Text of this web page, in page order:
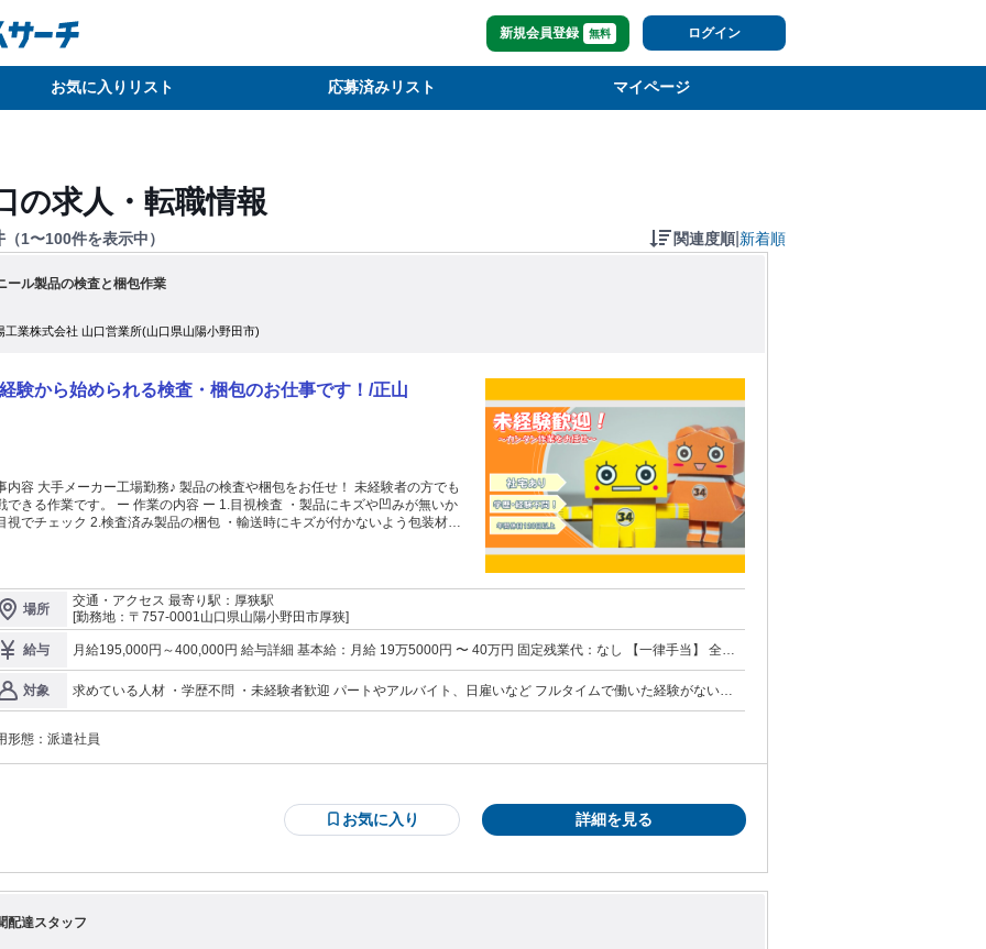
新規会員登録 無料 ログイン
お気に入りリスト 応募済みリスト マイページ
の求人・転職情報
（1〜100件を表示中） 関連度順 新着順
ール製品の検査と梱包作業
工業株式会社 山口営業所(山口県山陽小野田市)
験から始められる検査・梱包のお仕事です！/正山
内容 大手メーカー工場勤務♪ 製品の検査や梱包をお任せ！ 未経験者の方でも
です。 ー 作業の内容 ー 1.目視検査 ・製品にキズや凹みが無いか
チェック 2.検査済み製品の梱包 ・輸送時にキズが付かないよう包装材で
して日々作業がすすめられるように、 入社後約1ヵ月間は先輩スタッフと一緒
業をすすめたり、 管理者との定期的な面談やヒアリングを実施したり... フォ
整っています◎ ＼1人暮らし支援制度あり／ ・家電、家具付き ・勤務
ら近い立地 ※空室状況による ・最短、1週間で入居可能 ・住宅手当２万円 ※
あり 面接時にご相談ください！
場所
交通・アクセス 最寄り駅：厚狭駅
[勤務地：〒757-0001山口県山陽小野田市厚狭]
給与
月給195,000円～400,000円 給与詳細 基本給：月給 19万5000円 〜 40万円 固定残業代：なし 【一律手当】 全員
対象
求めている人材 ・学歴不問 ・未経験者歓迎 パートやアルバイト、日雇いなど フルタイムで働いた経験がない
形態： 派遣社員
お気に入り 詳細を見る
配達スタッフ